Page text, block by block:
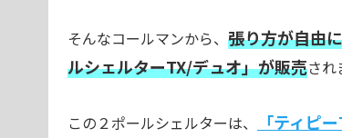
そんなコールマンから、 張り方が自由
ルシェルターTX/デュオ」が販売され
この２ポールシェルターは、 「ティピ